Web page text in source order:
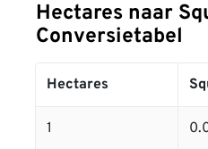
Hectares naar
Conversietabel
Hectares
1